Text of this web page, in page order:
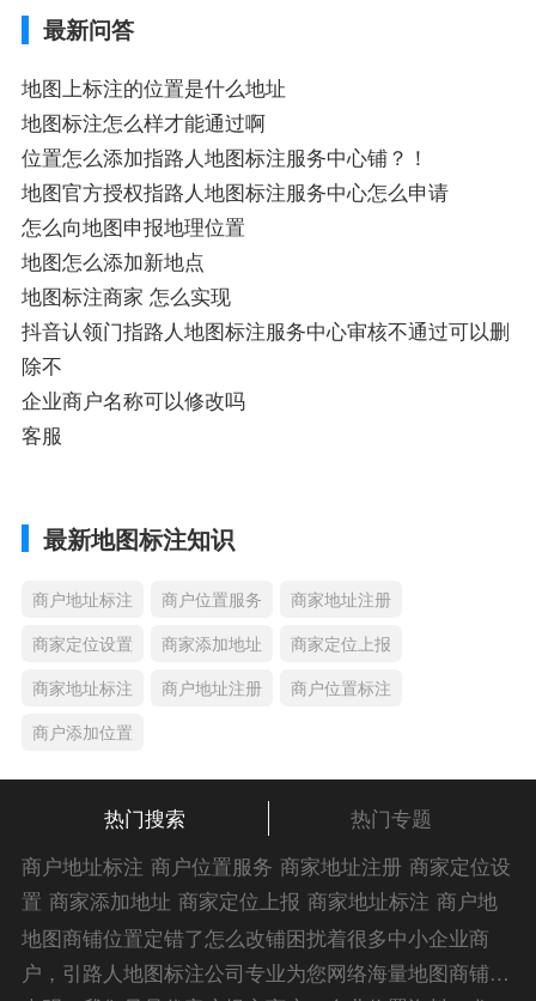
最新问答
地图上标注的位置是什么地址
地图标注怎么样才能通过啊
位置怎么添加指路人地图标注服务中心铺？！
地图官方授权指路人地图标注服务中心怎么申请
怎么向地图申报地理位置
地图怎么添加新地点
地图标注商家 怎么实现
抖音认领门指路人地图标注服务中心审核不通过可以删
除不
企业商户名称可以修改吗
客服
最新地图标注知识
商户地址标注 商户位置服务
商家地址注册
商家定位设置
商家添加地址
商家定位上报
商家地址标注
商户地址注册
商户位置标注
商户添加位置
热门搜索
热门专题
商户地址标注 商户位置服务 商家地址注册 商家定位设
置 商家添加地址 商家定位上报 商家地址标注 商户地
址注册 商户位置标注 商户添加位置 商家位置服务 商
家添加位置 商户位置入驻 位置添加店名 商家位置注
地图商铺位置定错了怎么改铺困扰着很多中小企业商
户，引路人地图标注公司专业为您网络海量地图商铺位